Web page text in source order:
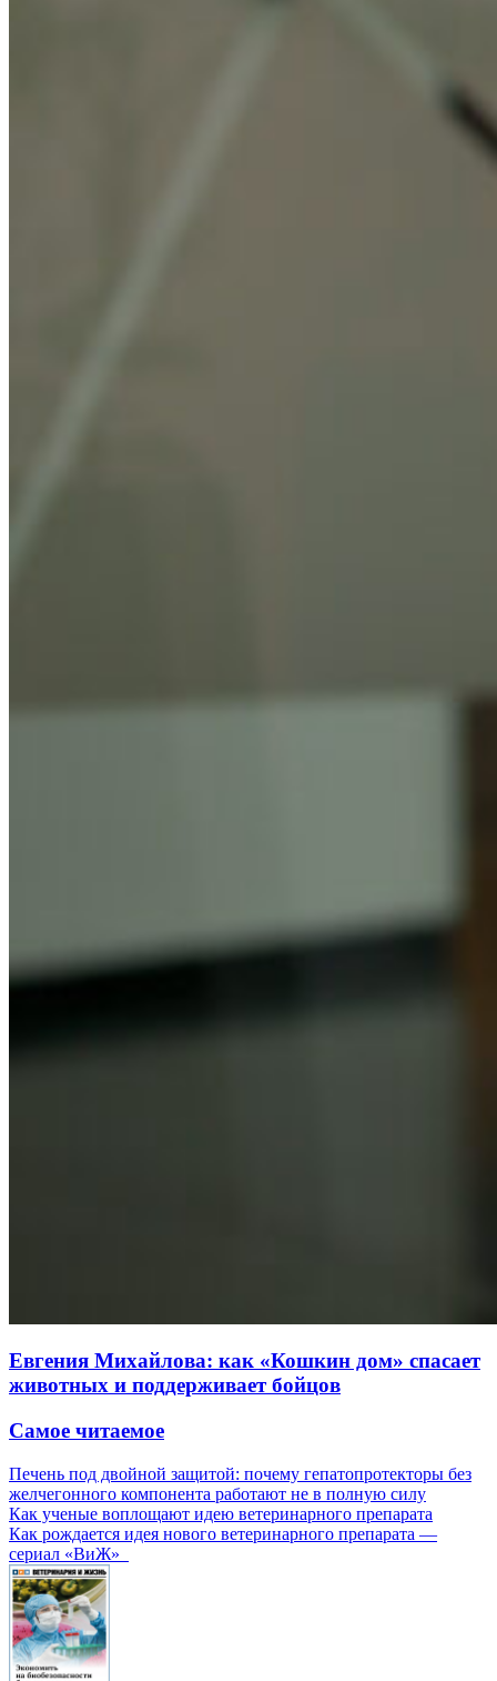
Евгения Михайлова: как «Кошкин дом» спасает
животных и поддерживает бойцов
Самое читаемое
Печень под двойной защитой: почему гепатопротекторы без
желчегонного компонента работают не в полную силу
Как ученые воплощают идею ветеринарного препарата
Как рождается идея нового ветеринарного препарата —
сериал «ВиЖ»